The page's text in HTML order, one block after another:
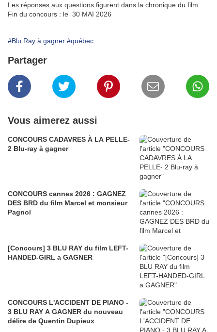
Les réponses aux questions figurent dans la chronique du film
Fin du concours : le 30 MAI 2026
#Blu Ray à gagner #québec
Partager
Vous aimerez aussi
CONCOURS CADAVRES À LA PELLE-
2 Blu-ray à gagner
CONCOURS cannes 2026 : GAGNEZ
DES BRD du film Marcel et monsieur
Pagnol
[Concours] 3 BLU RAY du film LEFT-
HANDED-GIRL a GAGNER
CONCOURS L'ACCIDENT DE PIANO -
3 BLU RAY A GAGNER du nouveau
délire de Quentin Dupieux